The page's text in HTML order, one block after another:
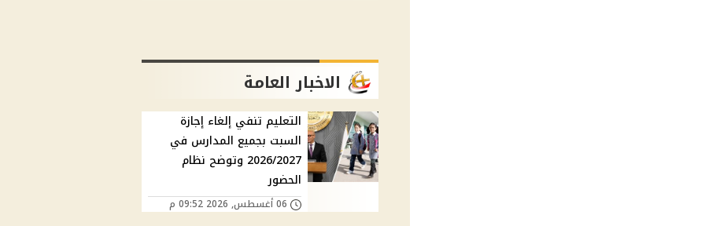
الاخبار العامة
التعليم تنفي إلغاء إجازة
السبت بجميع المدارس في
2026/2027 وتوضح نظام
الحضور
06 أغسطس, 2026 09:52 م